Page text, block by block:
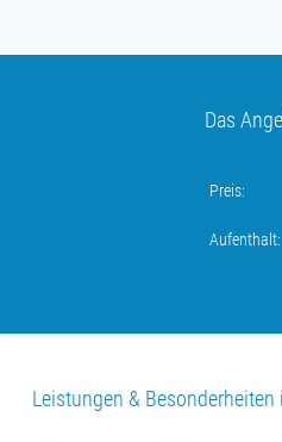
Das
Preis:
Aufenthalt:
Leistungen & Besonderheiten